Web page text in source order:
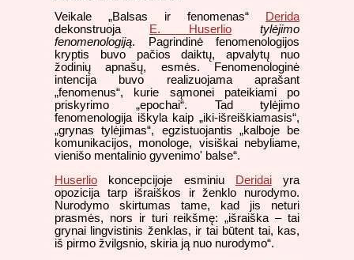
Veikale „Balsas ir fenomenas“
Derida
dekonstruoja
E. Huserlio
tylėjimo
fenomenologiją. Pagrindinė fenomenologijos
kryptis buvo pačios daiktų, apvalytų nuo
žodinių apnašų, esmės. Fenomenologinė
intencija buvo realizuojama aprašant
„fenomenus“, kurie sąmonei pateikiami po
priskyrimo „epochai“. Tad tylėjimo
fenomenologija iškyla kaip „iki-išreiškiamasis“,
„grynas tylėjimas“, egzistuojantis „kalboje be
komunikacijos, monologe, visiškai nebyliame‚
vienišo mentalinio gyvenimo' balse“.
Huserlio koncepcijoje esminiu Deridaiyra
opozicija tarp išraiškos ir ženklo nurodymo.
Nurodymo skirtumas tame, kad jis neturi
prasmės, nors ir turi reikšmę: „išraiška – tai
grynai lingvistinis ženklas, ir tai būtent tai, kas,
iš pirmo žvilgsnio, skiria ją nuo nurodymo“.